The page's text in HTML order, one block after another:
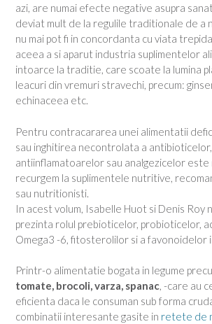
azi, are numai efecte negative asupra
deviat mult de la regulile traditionale de a
nu mai pot fi in concordanta cu viata
aceea a si aparut industria suplimentelor
intoarce la traditie, care scoate la lumina
leacuri din vremuri stravechi, precum:
echinaceea etc.
Pentru contracararea unei alimentatii
sau inghitirea necontrolata a antibioticelor,
antiinflamatoarelor sau analgezicelor este
recurgem la suplimentele nutritive,
sau nutritionisti.
In acest volum, Isabelle Huot si Denis Roy
prezinta rolul prebioticelor, probioticelor,
Omega3 -6, fitosterolilor si a favonoidelor
Printr-o alimentatie bogata in legume
tomate, brocoli, varza, spanac, -care au
eficienta daca le consuman sub forma
combinatii interesante gasite in retete de